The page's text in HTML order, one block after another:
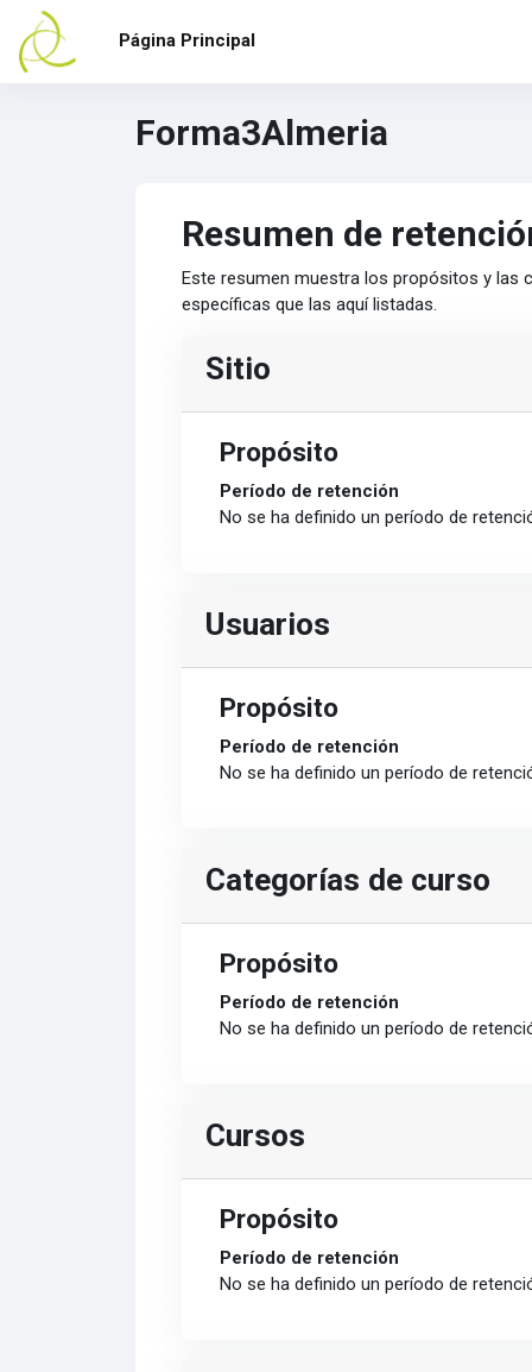
Salta al contenido principal
Página Principal
Forma3Almeria
Resumen de
Este resumen muestra los propósitos y las
específicas que las aquí listadas.
Sitio
Propósito
Período de retención
No se ha definido un período de
Usuarios
Propósito
Período de retención
No se ha definido un período de
Categorías de curso
Propósito
Período de retención
No se ha definido un período de
Cursos
Propósito
Período de retención
No se ha definido un período de